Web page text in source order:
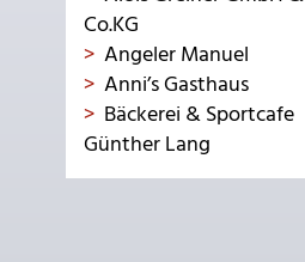
Co.KG
Angeler Manuel
Anni’s Gasthaus
Bäckerei & Sportcafe
Günther Lang